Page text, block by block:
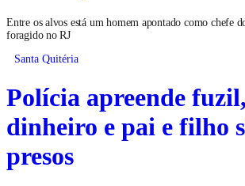
Entre os alvos está um homem apontado como chefe
foragido no RJ
Santa Quitéria
Polícia apreende
dinheiro e pai e filho
presos